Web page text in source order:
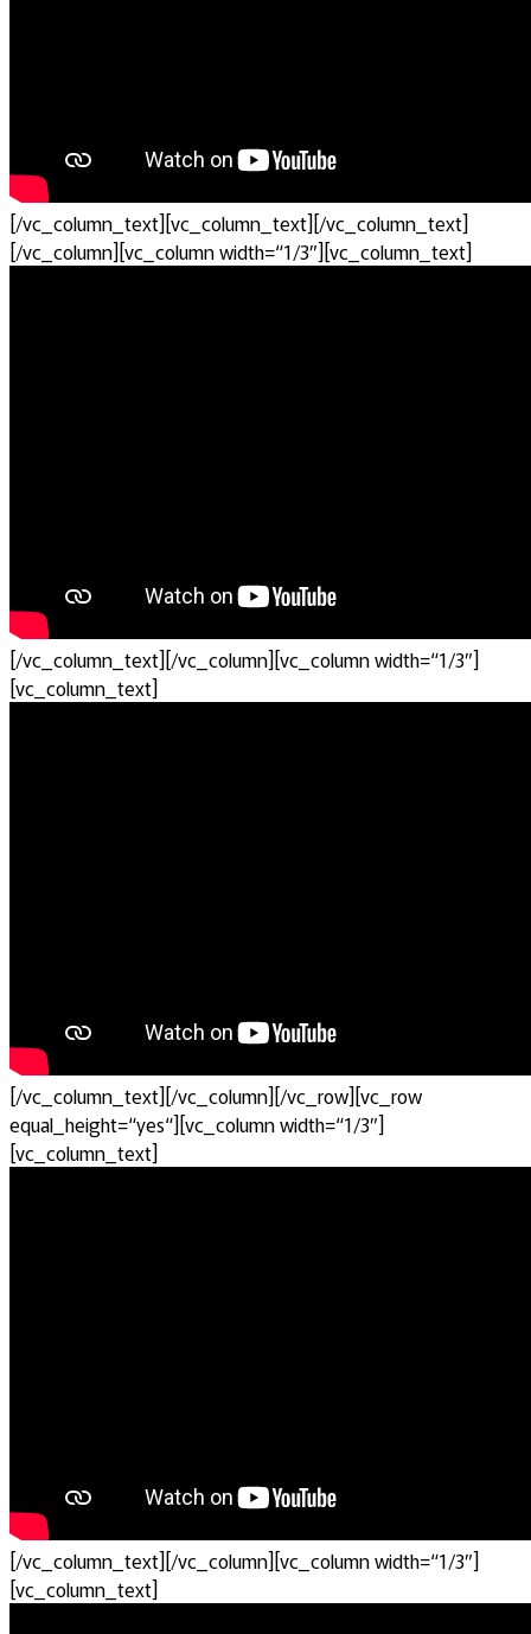
[/vc_column_text][vc_column_text][/vc_column_text]
[/vc_column][vc_column width=“1/3″][vc_column_text]
[/vc_column_text][/vc_column][vc_column width=“1/3″]
[vc_column_text]
[/vc_column_text][/vc_column][/vc_row][vc_row
equal_height=“yes“][vc_column width=“1/3″]
[vc_column_text]
[/vc_column_text][/vc_column][vc_column width=“1/3″]
[vc_column_text]